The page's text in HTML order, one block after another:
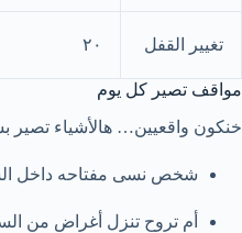
تغيير القفل ٢٠
مواقف تصير كل يوم
خنكون واقعيين… هالأشياء تصير
شخص نسى مفتاحه داخل
أم تروح تنزل أغراض من